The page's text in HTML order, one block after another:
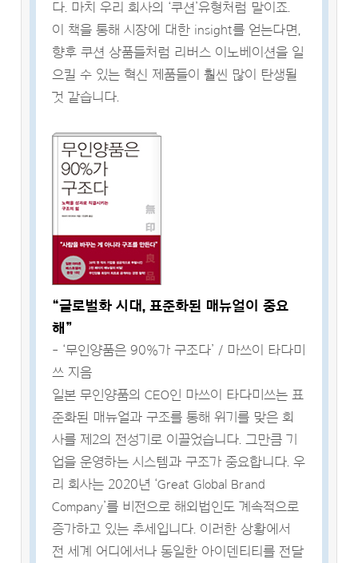
다. 마치 우리 회사의 ‘쿠션’유형처럼 말이죠.
이 책을 통해 시장에 대한 insight를 얻는다면,
향후 쿠션 상품들처럼 리버스 이노베이션을 일
으킬 수 있는 혁신 제품들이 훨씬 많이 탄생될
것 같습니다.
“글로벌화 시대, 표준화된 매뉴얼이 중요
해”
- ‘무인양품은 90%가 구조다’ / 마쓰이 타다미
쓰 지음
일본 무인양품의 CEO인 마쓰이 타다미쓰는 표
준화된 매뉴얼과 구조를 통해 위기를 맞은 회
사를 제2의 전성기로 이끌었습니다. 그만큼 기
업을 운영하는 시스템과 구조가 중요합니다. 우
리 회사는 2020년 ‘Great Global Brand
Company’를 비전으로 해외법인도 계속적으로
증가하고 있는 추세입니다. 이러한 상황에서
전 세계 어디에서나 동일한 아이덴티티를 전달